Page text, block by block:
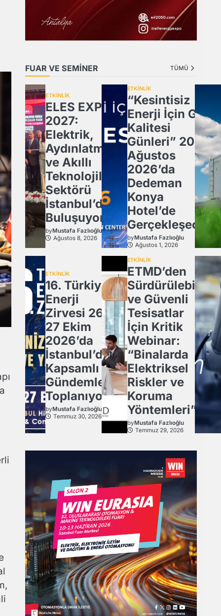
FUAR VE SEMİNER TÜMÜ
ETKİNLİK
ELES EXPO
2027:
Elektrik,
Aydınlatma
ve Akıllı
Teknolojiler
Sektörü
İstanbul’da
Buluşuyor!
byMustafa Fazlıoğlu
Ağustos 8, 2026
ETKİNLİK
“Kesintisiz
Enerji İçin Güç
Kalitesi
Günleri” 20
Ağustos
2026’da
Dedeman
Konya
Hotel’de
Gerçekleşecek
byMustafa Fazlıoğlu
Ağustos 1, 2026
ETKİNLİK
16. Türkiye
Enerji
Zirvesi 26-
27 Ekim
2026’da
İstanbul’da
Kapsamlı
Gündemle
Toplanıyor.
byMustafa Fazlıoğlu
Temmuz 30, 2026
ETKİNLİK
ETMD’den
Sürdürülebilir
ve Güvenli
Tesisatlar
İçin Kritik
Webinar:
“Binalarda
Elektriksel
Riskler ve
Koruma
Yöntemleri”
byMustafa Fazlıoğlu
Temmuz 29, 2026